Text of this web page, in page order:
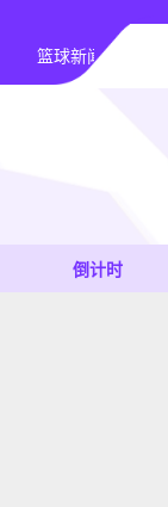
篮球新闻
倒计时